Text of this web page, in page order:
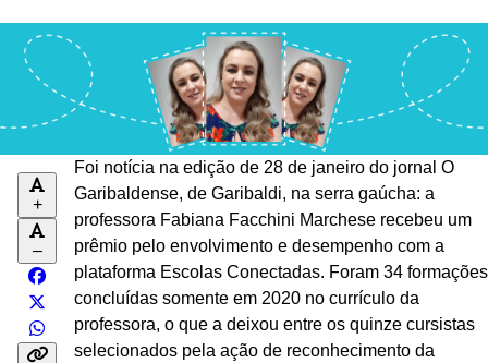
+
–
Foi notícia na edição de 28 de janeiro do jornal O
Garibaldense, de Garibaldi, na serra gaúcha: a
professora Fabiana Facchini Marchese recebeu um
prêmio pelo envolvimento e desempenho com a
plataforma Escolas Conectadas. Foram 34 formações
concluídas somente em 2020 no currículo da
professora, o que a deixou entre os quinze cursistas
selecionados pela ação de reconhecimento da